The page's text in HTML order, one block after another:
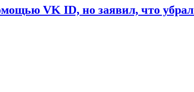
VK ID, но заявил, что убрал